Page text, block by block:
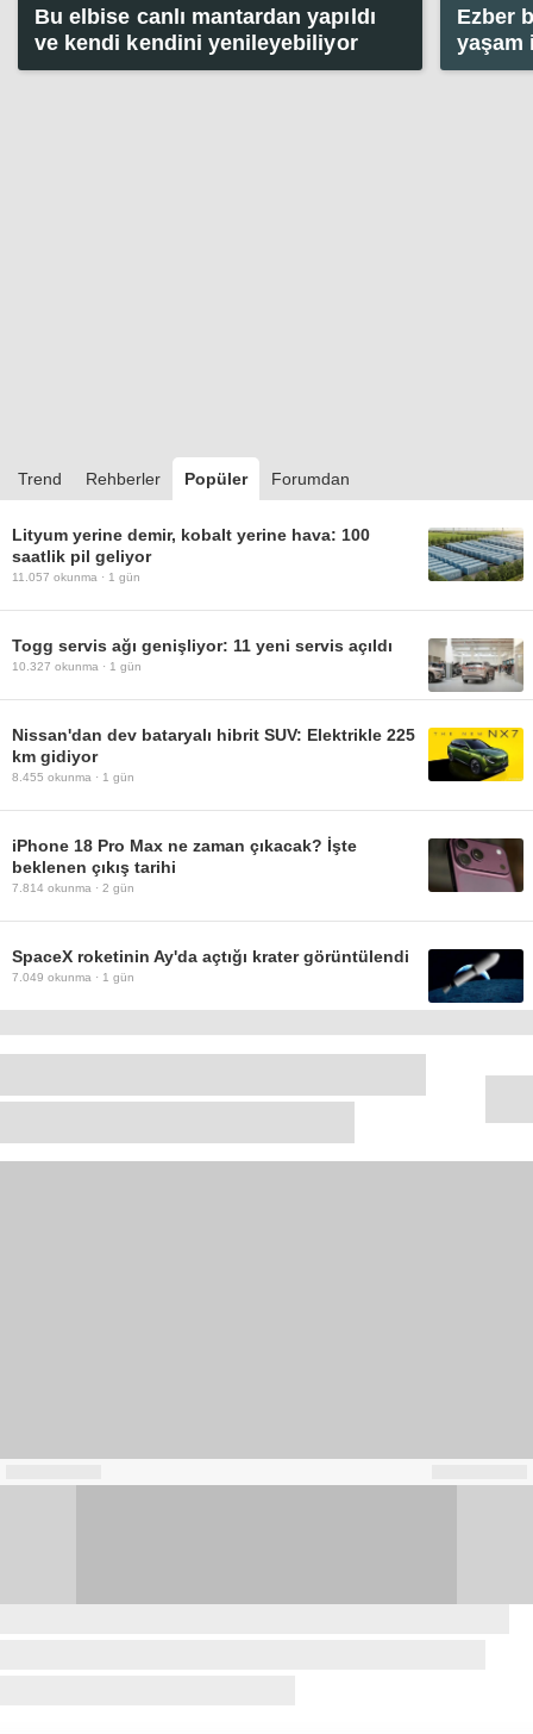
Bu elbise canlı mantardan yapıldı
ve kendi kendini yenileyebiliyor
Ezber
yaşam
Trend Rehberler Popüler Forumdan
Lityum yerine demir, kobalt yerine hava: 100
saatlik pil geliyor
11.057 okunma · 1 gün
Togg servis ağı genişliyor: 11 yeni servis açıldı
10.327 okunma · 1 gün
Nissan'dan dev bataryalı hibrit SUV: Elektrikle 225
km gidiyor
8.455 okunma · 1 gün
iPhone 18 Pro Max ne zaman çıkacak? İşte
beklenen çıkış tarihi
7.814 okunma · 2 gün
SpaceX roketinin Ay'da açtığı krater görüntülendi
7.049 okunma · 1 gün